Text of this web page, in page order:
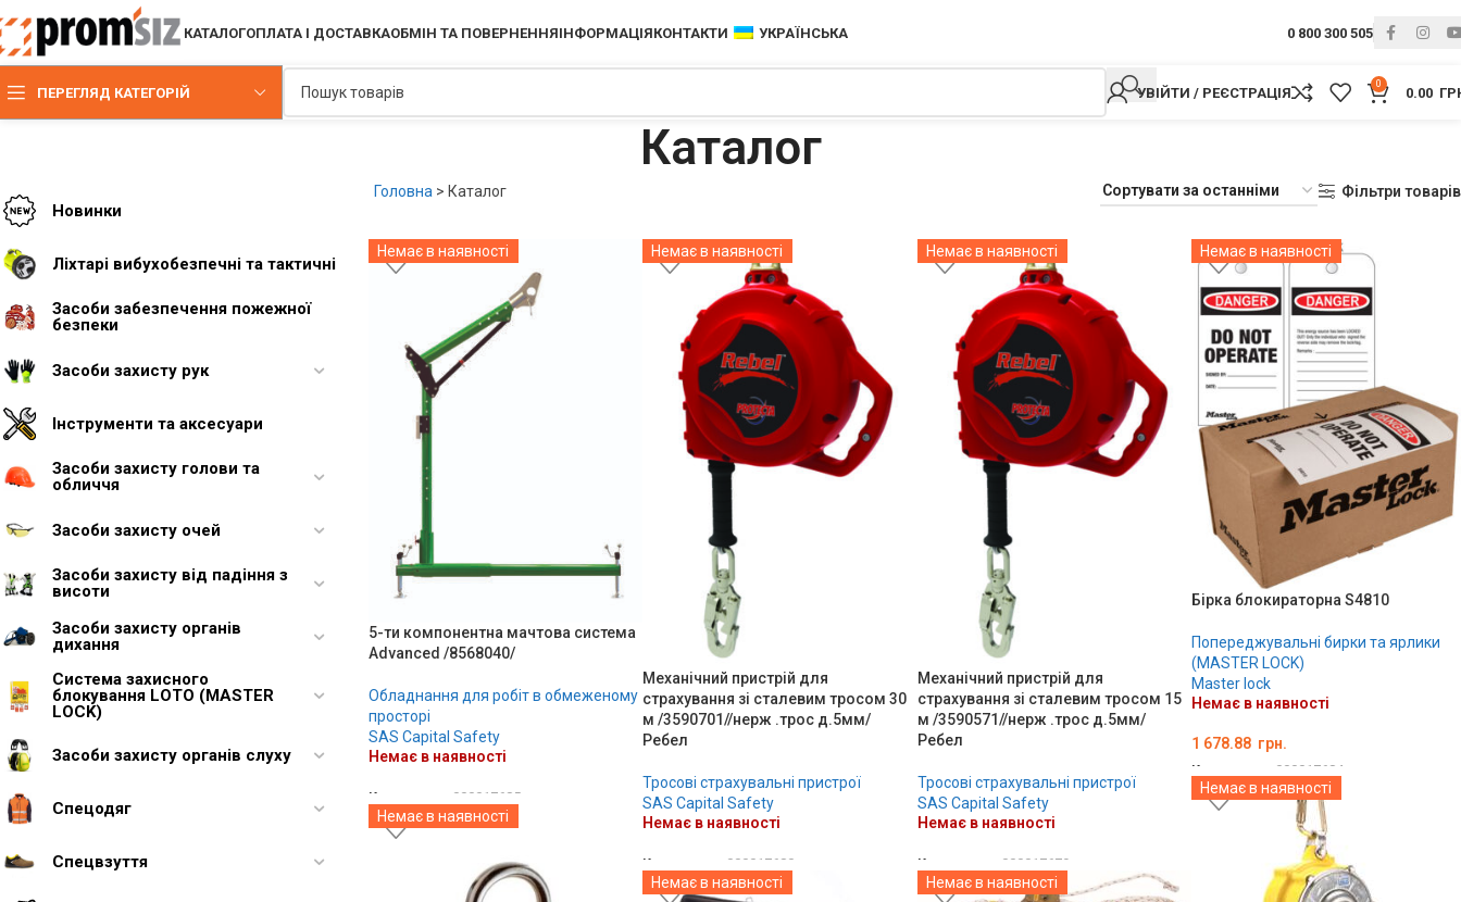
КАТАЛОГОПЛАТА І ДОСТАВКАОБМІН ТА ПОВЕРНЕННЯІНФОРМАЦІЯКОНТАКТИ УКРАЇНСЬКА 0 800 300 505
ПЕРЕГЛЯД КАТЕГОРІЙ УВІЙТИ / РЕЄСТРАЦІЯ
0
0.00
Каталог
Новинки
Ліхтарі вибухобезпечні та тактичні
Засоби забезпечення пожежної
безпеки
Засоби захисту рук
Інструменти та аксесуари
Засоби захисту голови та
обличчя
Засоби захисту очей
Засоби захисту від падіння з
висоти
Засоби захисту органів
дихання
Система захисного
блокування LOTO (MASTER
LOCK)
Засоби захисту органів слуху
Спецодяг
Спецвзуття
Головна > Каталог Фільтри товарів
Немає в наявності
5-ти компонентна мачтова система
Advanced /8568040/
Обладнання для робіт в обмеженому
просторі
SAS Capital Safety
Немає в наявності
Код товару: 000017685
ДЕТАЛЬНО
Немає в наявності
Механічний пристрій для
страхування зі сталевим тросом 30
м /3590701//нерж .трос д.5мм/
Ребел
Тросові страхувальні пристрої
SAS Capital Safety
Немає в наявності
Код товару: 000017680
ДЕТАЛЬНО
Немає в наявності
Механічний пристрій для
страхування зі сталевим тросом 15
м /3590571//нерж .трос д.5мм/
Ребел
Тросові страхувальні пристрої
SAS Capital Safety
Немає в наявності
Код товару: 000017679
ДЕТАЛЬНО
Немає в наявності
Бірка блокираторна S4810
Попереджувальні бирки та ярлики
(MASTER LOCK)
Master lock
Немає в наявності
1 678.88 грн.
Код товару: 000017684
ДЕТАЛЬНО
Немає в наявності
Немає в наявності
Немає в наявності Немає в наявності